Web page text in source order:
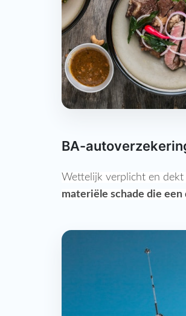
BA-
Wettelijk verplicht en dekt
materiële schade die